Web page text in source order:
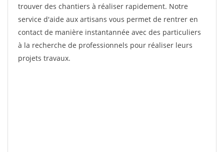
trouver des chantiers à réaliser rapidement. Notre
service d'aide aux artisans vous permet de rentrer en
contact de manière instantannée avec des particuliers
à la recherche de professionnels pour réaliser leurs
projets travaux.